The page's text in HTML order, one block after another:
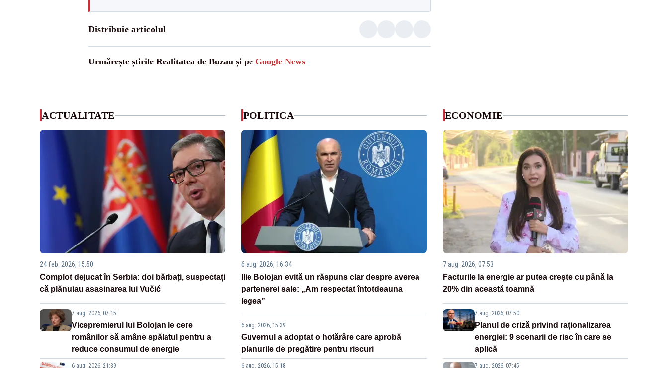
Distribuie articolul
Urmărește știrile Realitatea de Buzau și pe Google News
ACTUALITATE
24 feb. 2026, 15:50
Complot dejucat în Serbia: doi bărbați, suspectați
că plănuiau asasinarea lui Vučić
7 aug. 2026, 07:15
Vicepremierul lui Bolojan le cere
românilor să amâne spălatul pentru a
reduce consumul de energie
6 aug. 2026, 21:39
POLITICA
6 aug. 2026, 16:34
Ilie Bolojan evită un răspuns clar despre averea
partenerei sale: „Am respectat întotdeauna
legea”
6 aug. 2026, 15:39
Guvernul a adoptat o hotărâre care aprobă
planurile de pregătire pentru riscuri
6 aug. 2026, 15:18
ECONOMIE
7 aug. 2026, 07:53
Facturile la energie ar putea crește cu până la
20% din această toamnă
7 aug. 2026, 07:50
Planul de criză privind raționalizarea
energiei: 9 scenarii de risc în care se
aplică
7 aug. 2026, 07:45